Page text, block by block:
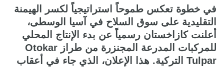
في خطوة تعكس طموحاً استراتيجياً لكسر الهيمنة
التقليدية على سوق السلاح في آسيا الوسطى،
أعلنت كازاخستان رسمياً عن بدء الإنتاج المحلي
للمركبات المدرعة المجنزرة من طراز Otokar
Tulpar التركية. هذا الإعلان، الذي جاء في أعقاب